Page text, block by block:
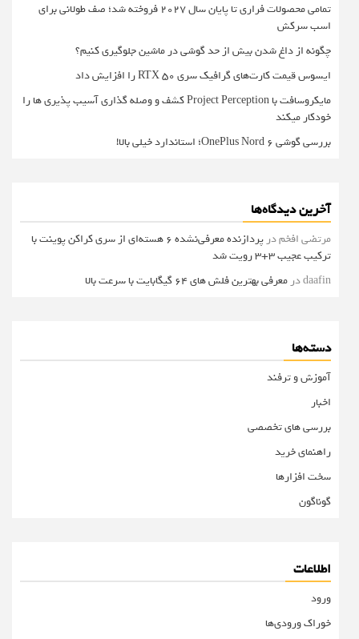
تمامی محصولات فراری تا پایان سال ۲۰۲۷ فروخته شد؛ صف طولانی برای
اسب سرکش
چگونه از داغ شدن بیش از حد گوشی در ماشین جلوگیری کنیم؟
ایسوس قیمت کارت‌های گرافیک سری RTX 50 را افزایش داد
مایکروسافت با Project Perception کشف و وصله گذاری آسیب پذیری ها را
خودکار میکند
بررسی گوشی OnePlus Nord 6؛ استاندارد خیلی بالا!
آخرین دیدگاه‌ها
مرتضی افخمدر
پردازنده معرفی‌نشده 6 هسته‌ای از سری کراکن پوینت با
ترکیب عجیب 3+3 رویت شد
daafinدر معرفی بهترین فلش های 64 گیگابایت با سرعت بالا
دسته‌ها
آموزش و ترفند
اخبار
بررسی های تخصصی
راهنمای خرید
سخت افزارها
گوناگون
اطلاعات
ورود
خوراک ورودی‌ها